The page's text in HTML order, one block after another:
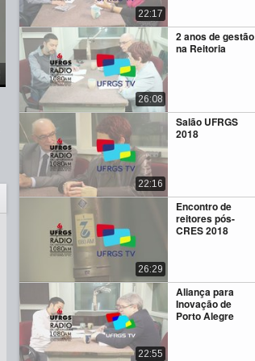
22:17
2 anos de gestão
na Reitoria
26:08
Salão UFRGS
2018
22:16
Encontro de
reitores pós-
CRES 2018
26:29
Aliança para
Inovação de
Porto Alegre
22:55